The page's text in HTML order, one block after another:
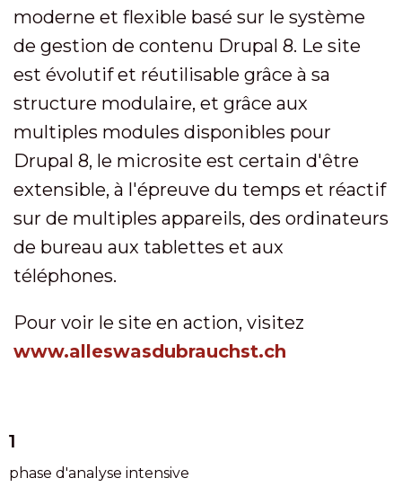
moderne et flexible basé sur le système
de gestion de contenu Drupal 8. Le site
est évolutif et réutilisable grâce à sa
structure modulaire, et grâce aux
multiples modules disponibles pour
Drupal 8, le microsite est certain d'être
extensible, à l'épreuve du temps et réactif
sur de multiples appareils, des ordinateurs
de bureau aux tablettes et aux
téléphones.
Pour voir le site en action, visitez
www.alleswasdubrauchst.ch
1
phase d'analyse intensive